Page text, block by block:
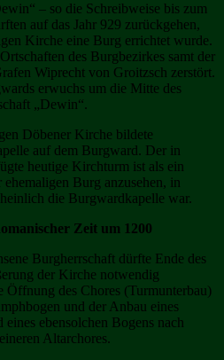
– so die Schreibweise bis zum
auf das Jahr 929 zurückgehen,
Kirche eine Burg errichtet wurde.
des Burgbezirkes samt der
Wiprecht von Groitzsch zerstört.
erwuchs um die Mitte des
„Dewin“.
Döbener Kirche bildete
auf dem Burgward. Der in
heutige Kirchturm ist als ein
Burg anzusehen, in
die Burgwardkapelle war.
Zeit um 1200
Burgherrschaft dürfte Ende des
der Kirche notwendig
Öffnung des Chores (Turmunterbau)
und der Anbau eines
ebensolchen Bogens nach
Altarchores.